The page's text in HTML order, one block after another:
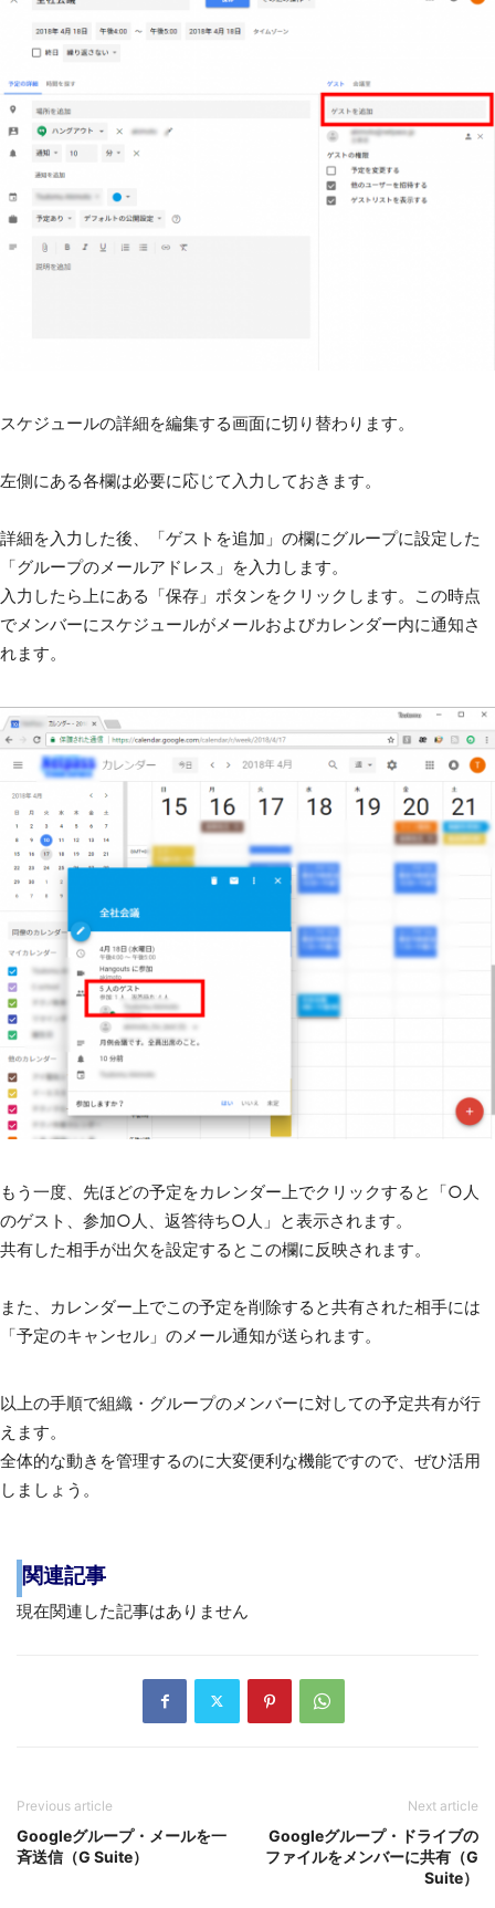
スケジュールの詳細を編集する画面に切り替わります。
左側にある各欄は必要に応じて入力しておきます。
詳細を入力した後、「ゲストを追加」の欄にグループに設定した
「グループのメールアドレス」を入力します。
入力したら上にある「保存」ボタンをクリックします。この時点
でメンバーにスケジュールがメールおよびカレンダー内に通知さ
れます。
もう一度、先ほどの予定をカレンダー上でクリックすると「○人
のゲスト、参加○人、返答待ち○人」と表示されます。
共有した相手が出欠を設定するとこの欄に反映されます。
また、カレンダー上でこの予定を削除すると共有された相手には
「予定のキャンセル」のメール通知が送られます。
以上の手順で組織・グループのメンバーに対しての予定共有が行
えます。
全体的な動きを管理するのに大変便利な機能ですので、ぜひ活用
しましょう。
関連記事
現在関連した記事はありません
Previous article
Googleグループ・メールを一
斉送信（G Suite）
Next article
Googleグループ・ドライブの
ファイルをメンバーに共有（G
Suite）